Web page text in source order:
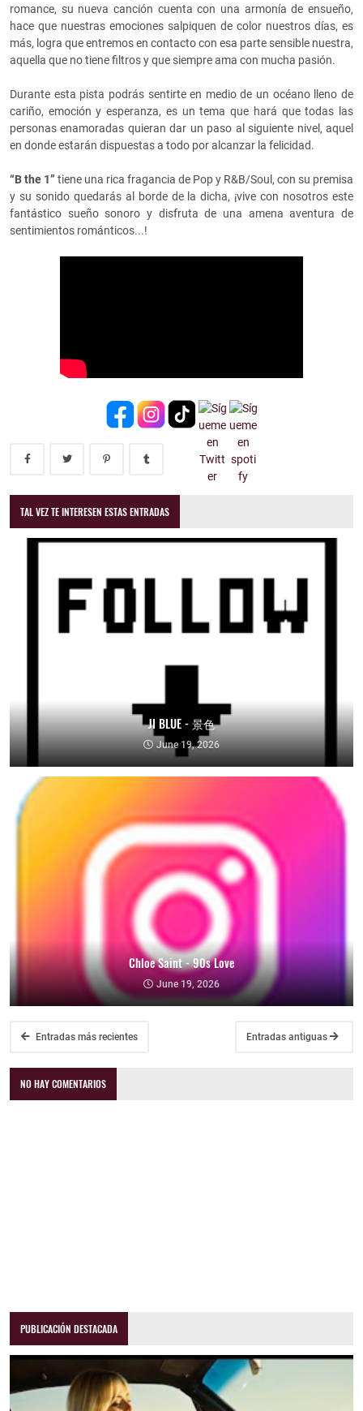
romance, su nueva canción cuenta con una armonía de ensueño,
hace que nuestras emociones salpiquen de color nuestros días, es
más, logra que entremos en contacto con esa parte sensible nuestra,
aquella que no tiene filtros y que siempre ama con mucha pasión.
Durante esta pista podrás sentirte en medio de un océano lleno de
cariño, emoción y esperanza, es un tema que hará que todas las
personas enamoradas quieran dar un paso al siguiente nivel, aquel
en donde estarán dispuestas a todo por alcanzar la felicidad.
“B the 1” tiene una rica fragancia de Pop y R&B/Soul, con su premisa
y su sonido quedarás al borde de la dicha, ¡vive con nosotros este
fantástico sueño sonoro y disfruta de una amena aventura de
sentimientos románticos...!
TAL VEZ TE INTERESEN ESTAS ENTRADAS
JI BLUE - 景色
June 19, 2026
Chloe Saint - 90s Love
June 19, 2026
Entradas más recientes Entradas antiguas
NO HAY COMENTARIOS
PUBLICACIÓN DESTACADA